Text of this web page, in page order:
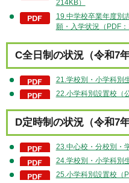
214KB）
19.中学校卒業年度別
願・入学状況（PDF：
C全日制の状況（令和7
21.学校別・小学科別
22.小学科別設置校（
D定時制の状況（令和7
23.中心校・分校別・
24.学校別・小学科別
25.小学科別設置校（